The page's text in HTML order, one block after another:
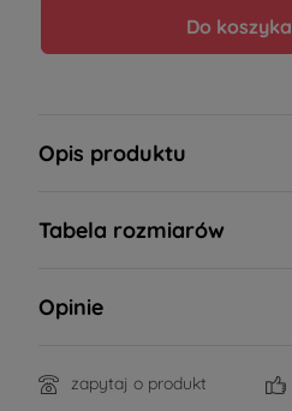
Do koszyka
Opis produktu
Tabela rozmiarów
Opinie
zapytaj o produkt